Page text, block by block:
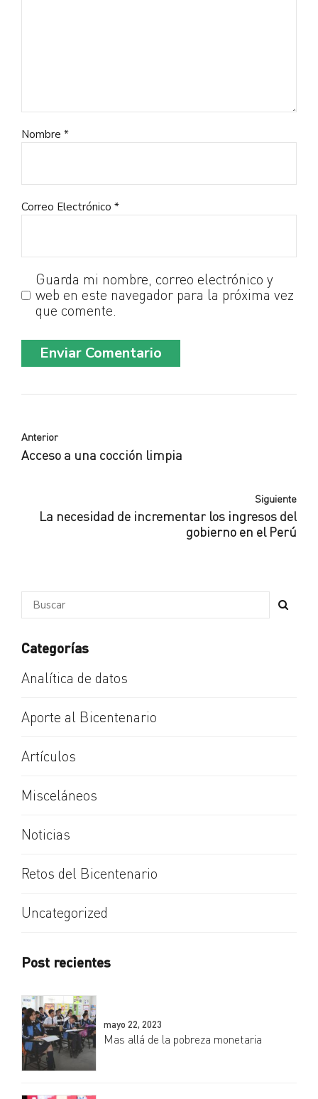
Nombre *
Correo Electrónico *
Guarda mi nombre, correo electrónico y
web en este navegador para la próxima vez
que comente.
Enviar Comentario
Anterior
Acceso a una cocción limpia
Siguiente
La necesidad de incrementar los ingresos del
gobierno en el Perú
Categorías
Analítica de datos
Aporte al Bicentenario
Artículos
Misceláneos
Noticias
Retos del Bicentenario
Uncategorized
Post recientes
mayo 22, 2023
Mas allá de la pobreza monetaria